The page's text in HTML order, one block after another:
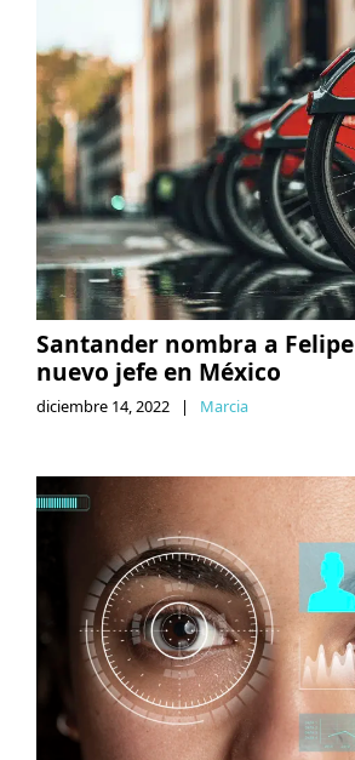
Santander nombra a
nuevo jefe en México
diciembre 14, 2022 | Marcia